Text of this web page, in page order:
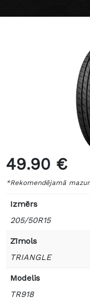
49.90 €
*Rekomendējamā
Izmērs
205/50R15
Zīmols
TRIANGLE
Modelis
TR918